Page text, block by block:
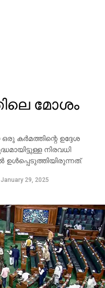
മോശം
കര്‍മത്തിന്റെ ഉദ്ദേശ
നിരവധി
ഉള്‍പ്പെടുത്തിയിരുന്നത്.
January 29, 2025